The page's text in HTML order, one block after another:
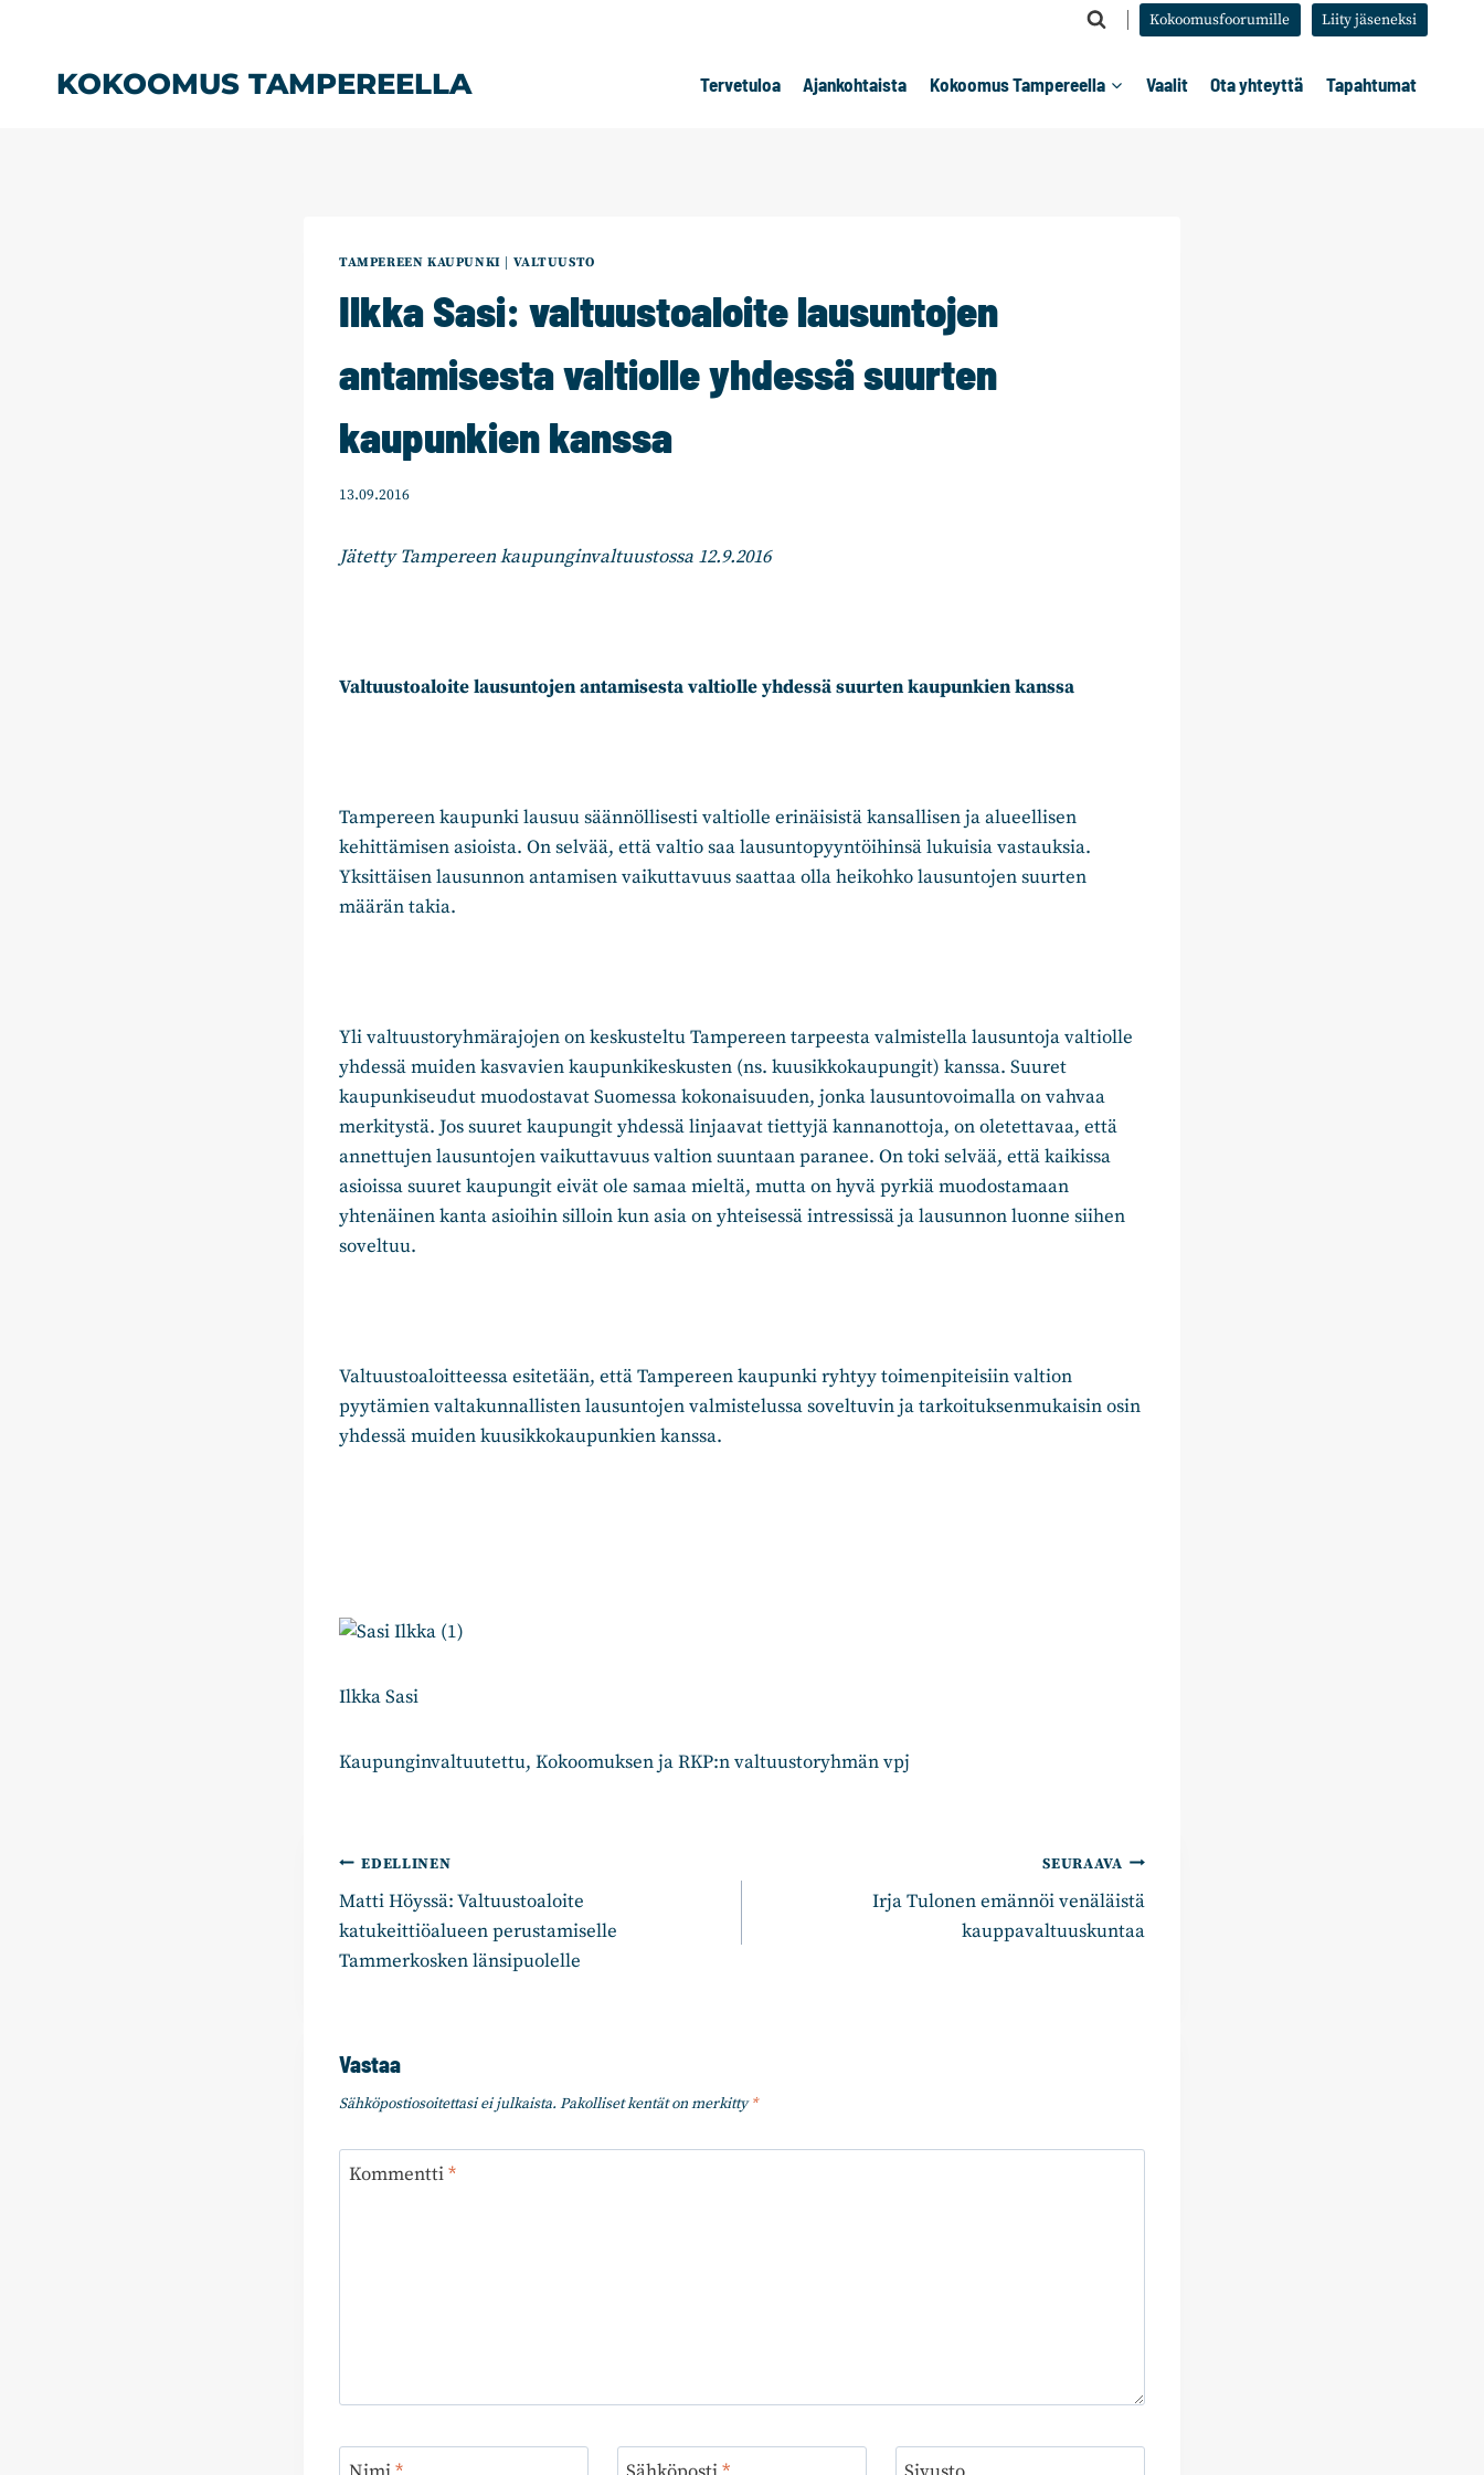
Kokoomusfoorumille Liity jäseneksi
KOKOOMUS TAMPEREELLA Tervetuloa Ajankohtaista Kokoomus Tampereella Vaalit Ota yhteyttä Tapahtumat
TAMPEREEN KAUPUNKI VALTUUSTO
Ilkka Sasi: valtuustoaloite lausuntojen
antamisesta valtiolle yhdessä suurten
kaupunkien kanssa
13.09.2016
Jätetty Tampereen kaupunginvaltuustossa 12.9.2016
Valtuustoaloite lausuntojen antamisesta valtiolle yhdessä suurten kaupunkien kanssa
Tampereen kaupunki lausuu säännöllisesti valtiolle erinäisistä kansallisen ja alueellisen
kehittämisen asioista. On selvää, että valtio saa lausuntopyyntöihinsä lukuisia vastauksia.
Yksittäisen lausunnon antamisen vaikuttavuus saattaa olla heikohko lausuntojen suurten
määrän takia.
Yli valtuustoryhmärajojen on keskusteltu Tampereen tarpeesta valmistella lausuntoja valtiolle
yhdessä muiden kasvavien kaupunkikeskusten (ns. kuusikkokaupungit) kanssa. Suuret
kaupunkiseudut muodostavat Suomessa kokonaisuuden, jonka lausuntovoimalla on vahvaa
merkitystä. Jos suuret kaupungit yhdessä linjaavat tiettyjä kannanottoja, on oletettavaa, että
annettujen lausuntojen vaikuttavuus valtion suuntaan paranee. On toki selvää, että kaikissa
asioissa suuret kaupungit eivät ole samaa mieltä, mutta on hyvä pyrkiä muodostamaan
yhtenäinen kanta asioihin silloin kun asia on yhteisessä intressissä ja lausunnon luonne siihen
soveltuu.
Valtuustoaloitteessa esitetään, että Tampereen kaupunki ryhtyy toimenpiteisiin valtion
pyytämien valtakunnallisten lausuntojen valmistelussa soveltuvin ja tarkoituksenmukaisin osin
yhdessä muiden kuusikkokaupunkien kanssa.
Ilkka Sasi
Kaupunginvaltuutettu, Kokoomuksen ja RKP:n valtuustoryhmän vpj
Artikkelien
selaus
EDELLINEN
Matti Höyssä: Valtuustoaloite
katukeittiöalueen perustamiselle
Tammerkosken länsipuolelle
SEURAAVA
Irja Tulonen emännöi venäläistä
kauppavaltuuskuntaa
Vastaa
Sähköpostiosoitettasi ei julkaista. Pakolliset kentät on merkitty*
Kommentti*